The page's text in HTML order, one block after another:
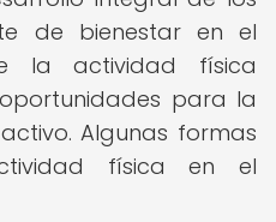
de bienestar en el
la actividad física
para la
Algunas formas
física en el